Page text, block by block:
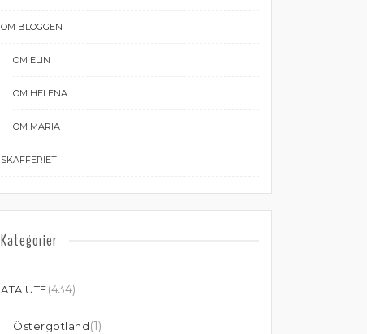
OM BLOGGEN
OM ELIN
OM HELENA
OM MARIA
SKAFFERIET
Kategorier
ÄTA UTE(434)
Östergötland(1)